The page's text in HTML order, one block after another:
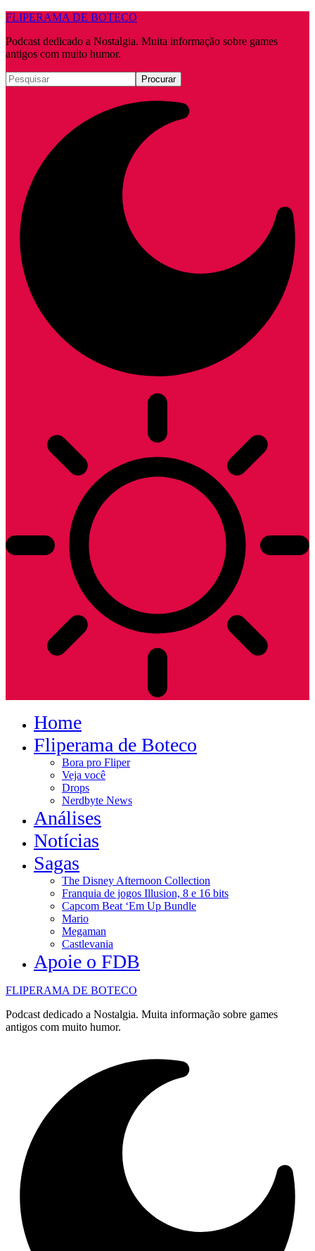
FLIPERAMA DE BOTECO
Podcast dedicado a Nostalgia. Muita informação sobre games
antigos com muito humor.
Home
Fliperama de Boteco
Bora pro Fliper
Veja você
Drops
Nerdbyte News
Análises
Notícias
Sagas
The Disney Afternoon Collection
Franquia de jogos Illusion, 8 e 16 bits
Capcom Beat ‘Em Up Bundle
Mario
Megaman
Castlevania
Apoie o FDB
FLIPERAMA DE BOTECO
Podcast dedicado a Nostalgia. Muita informação sobre games
antigos com muito humor.